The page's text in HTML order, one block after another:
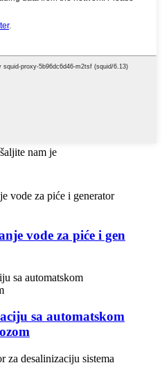
nam je
vode za piće i gen
sa automatskom